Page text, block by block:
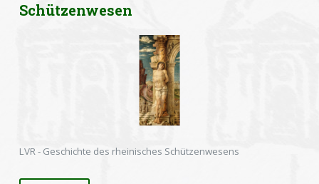
Schützenwesen
LVR - Geschichte des rheinisches Schützenwesens